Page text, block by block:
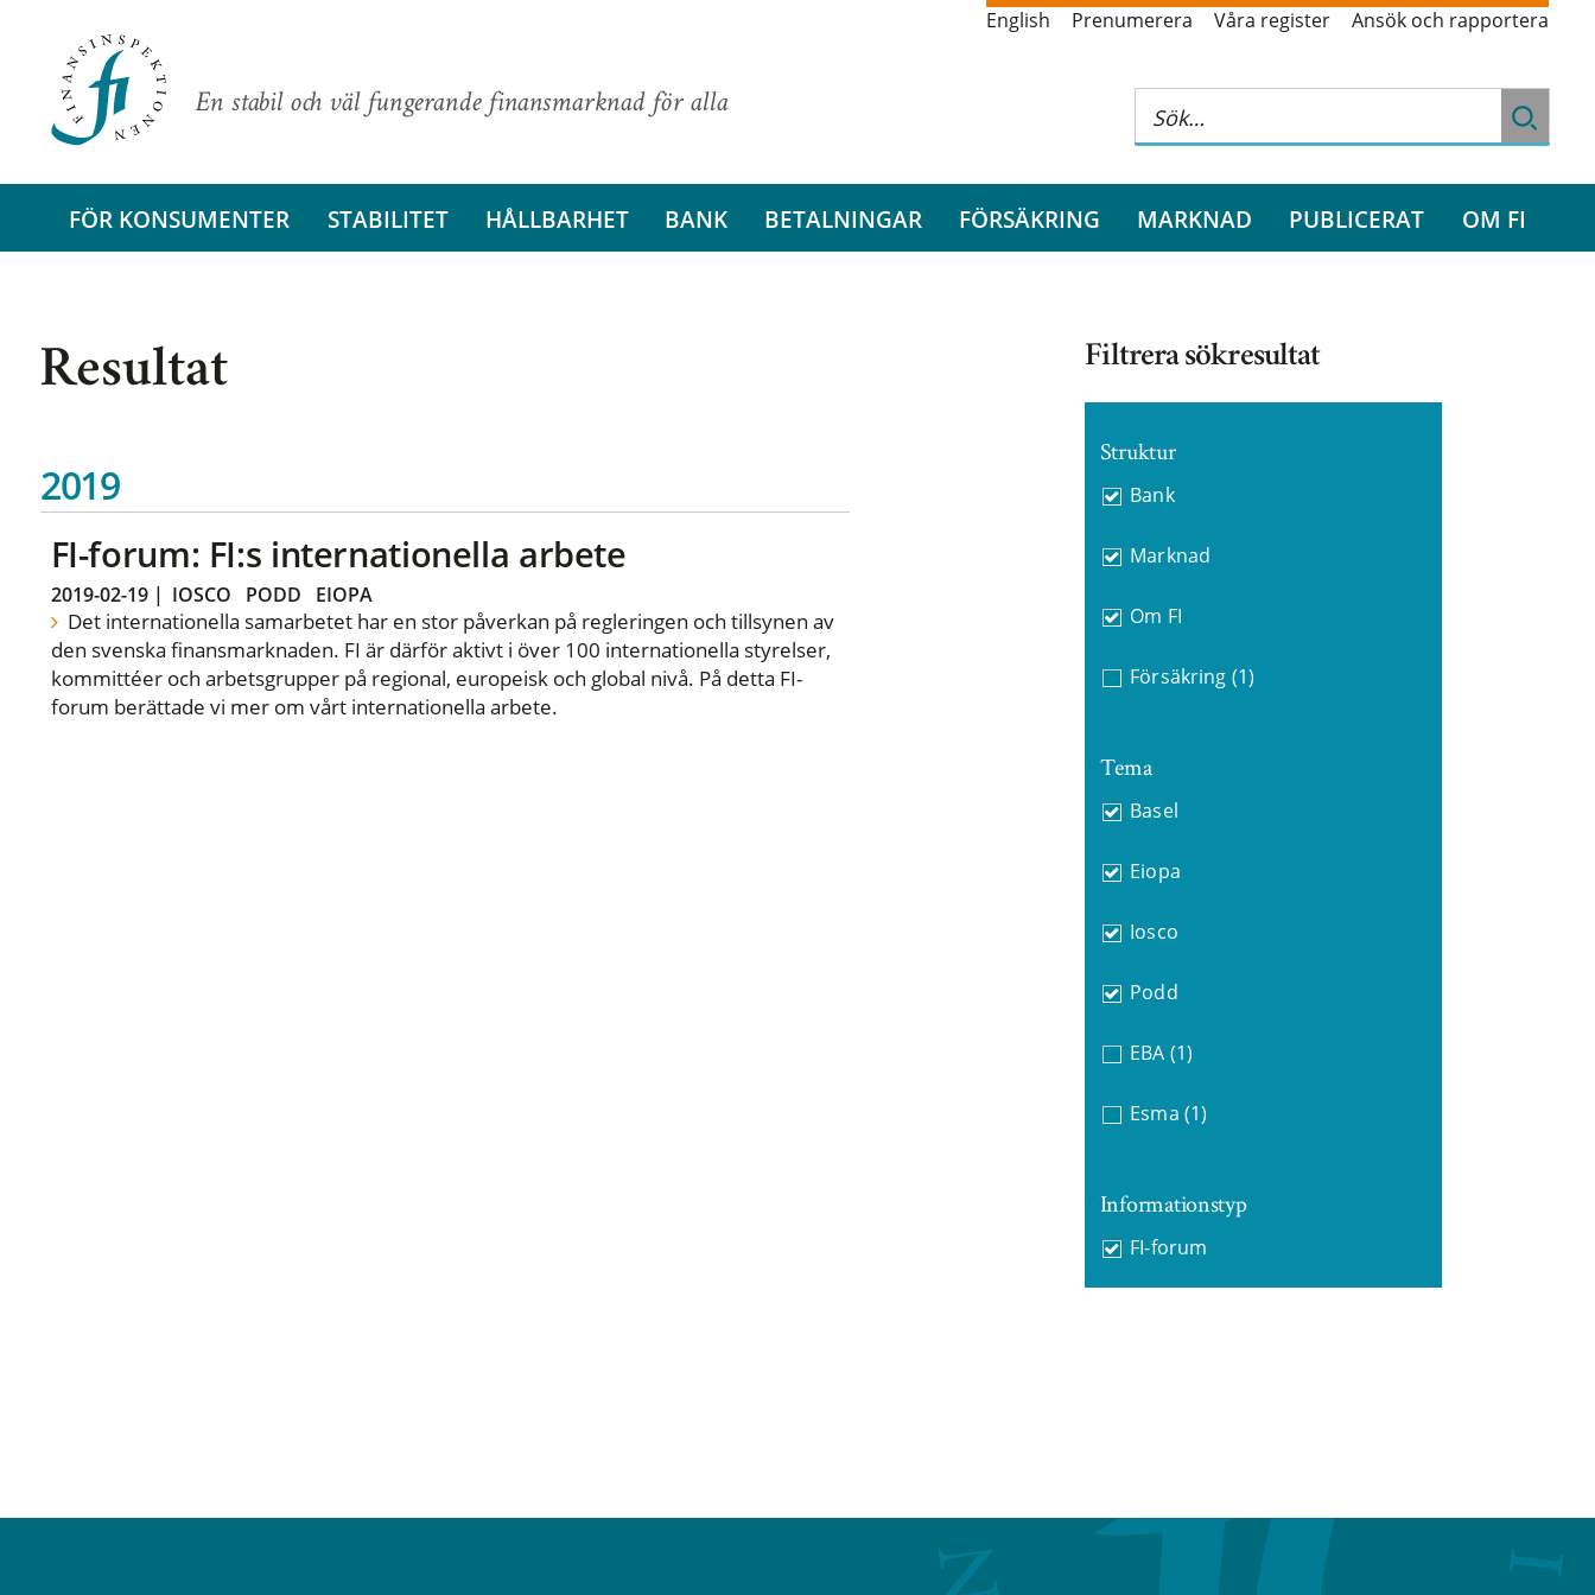
En stabil och väl fungerande finansmarknad för alla
English Prenumerera Våra register Ansök och rapportera
FÖR KONSUMENTER STABILITET HÅLLBARHET BANK BETALNINGAR FÖRSÄKRING MARKNAD PUBLICERAT OM FI
Resultat
2019
FI-forum: FI:s internationella arbete
2019-02-19| IOSCO PODD EIOPA
Det internationella samarbetet har en stor påverkan på regleringen och tillsynen av
den svenska finansmarknaden. FI är därför aktivt i över 100 internationella styrelser,
kommittéer och arbetsgrupper på regional, europeisk och global nivå. På detta FI-
forum berättade vi mer om vårt internationella arbete.
Filtrera sökresultat
Struktur
Bank
Marknad
Om FI
Försäkring (1)
Tema
Basel
Eiopa
Iosco
Podd
EBA (1)
Esma (1)
Informationstyp
FI-forum